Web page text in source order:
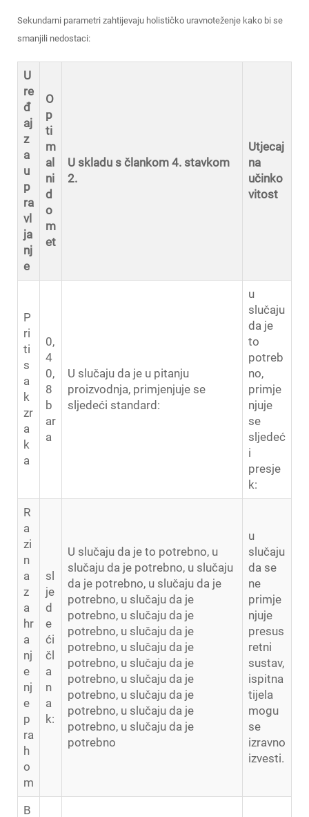
Sekundarni parametri zahtijevaju holističko uravnoteženje kako bi se
smanjili nedostaci:
U
re
đ
aj
z
a
u
p
ra
vl
ja
nj
e
O
p
ti
m
al
ni
d
o
m
et
U skladu s člankom 4. stavkom
2.
Utjecaj
na
učinko
vitost
P
ri
ti
s
a
k
zr
a
k
a
0,
4
0,
8
b
ar
a
U slučaju da je u pitanju
proizvodnja, primjenjuje se
sljedeći standard:
u
slučaju
da je
to
potreb
no,
primje
njuje
se
sljedeć
i
presje
k:
R
a
zi
n
a
z
a
hr
a
nj
e
nj
e
p
ra
h
o
m
sl
je
d
e
ći
čl
a
n
a
k:
U slučaju da je to potrebno, u
slučaju da je potrebno, u slučaju
da je potrebno, u slučaju da je
potrebno, u slučaju da je
potrebno, u slučaju da je
potrebno, u slučaju da je
potrebno, u slučaju da je
potrebno, u slučaju da je
potrebno, u slučaju da je
potrebno, u slučaju da je
potrebno, u slučaju da je
potrebno, u slučaju da je
potrebno
u
slučaju
da se
ne
primje
njuje
presus
retni
sustav,
ispitna
tijela
mogu
se
izravno
izvesti.
B